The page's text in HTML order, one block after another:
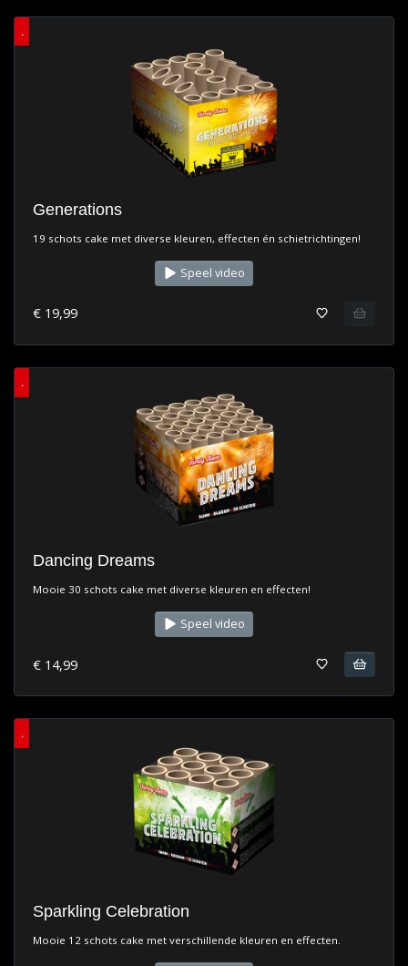
.
Generations
19 schots cake met diverse kleuren, effecten én schietrichtingen!
Speel video
€ 19,99
.
Dancing Dreams
Mooie 30 schots cake met diverse kleuren en effecten!
Speel video
€ 14,99
.
Sparkling Celebration
Mooie 12 schots cake met verschillende kleuren en effecten.